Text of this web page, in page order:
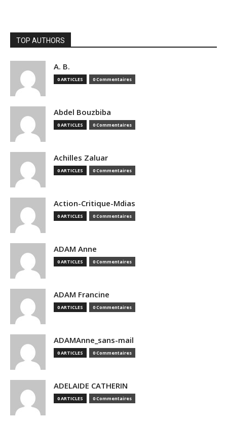
TOP AUTHORS
A. B.
0 ARTICLES 0 Commentaires
Abdel Bouzbiba
0 ARTICLES 0 Commentaires
Achilles Zaluar
0 ARTICLES 0 Commentaires
Action-Critique-Mdias
0 ARTICLES 0 Commentaires
ADAM Anne
0 ARTICLES 0 Commentaires
ADAM Francine
0 ARTICLES 0 Commentaires
ADAMAnne_sans-mail
0 ARTICLES 0 Commentaires
ADELAIDE CATHERIN
0 ARTICLES 0 Commentaires